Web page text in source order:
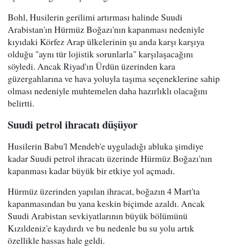
Bohl, Husilerin gerilimi artırması halinde Suudi
Arabistan'ın Hürmüz Boğazı'nın kapanması nedeniyle
kıyıdaki Körfez Arap ülkelerinin şu anda karşı karşıya
olduğu "aynı tür lojistik sorunlarla" karşılaşacağını
söyledi. Ancak Riyad'ın Ürdün üzerinden kara
güzergahlarına ve hava yoluyla taşıma seçeneklerine sahip
olması nedeniyle muhtemelen daha hazırlıklı olacağını
belirtti.
Suudi petrol ihracatı düşüyor
Husilerin Babu'l Mendeb'e uyguladığı abluka şimdiye
kadar Suudi petrol ihracatı üzerinde Hürmüz Boğazı'nın
kapanması kadar büyük bir etkiye yol açmadı.
Hürmüz üzerinden yapılan ihracat, boğazın 4 Mart'ta
kapanmasından bu yana keskin biçimde azaldı. Ancak
Suudi Arabistan sevkiyatlarının büyük bölümünü
Kızıldeniz'e kaydırdı ve bu nedenle bu su yolu artık
özellikle hassas hale geldi.